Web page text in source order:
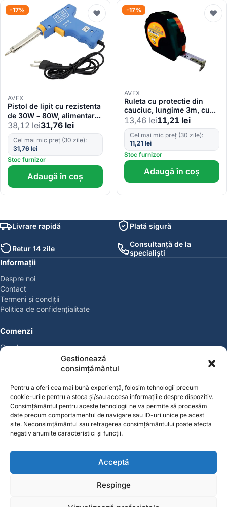
Gestionează
consimțământul
Pentru a oferi cea mai bună experiență, folosim tehnologii precum
cookie-urile pentru a stoca și/sau accesa informațiile despre dispozitiv.
Consimțământul pentru aceste tehnologii ne va permite să procesăm
date precum comportamentul de navigare sau ID-uri unice pe acest
site. Neconsimțământul sau retragerea consimțământului poate afecta
negativ anumite caracteristici și funcții.
Acceptă
Respinge
-17% ♥
AVEX
Pistol de lipit cu rezistenta
de 30W – 80W, alimentare
220V
38,12lei31,76 lei
Cel mai mic preț (30 zile):
31,76 lei
Stoc furnizor
Adaugă în coș
-17% ♥
AVEX
Ruleta cu protectie din
cauciuc, lungime 3m, cu
buton blocaj si magnet
13,46lei11,21 lei
Cel mai mic preț (30 zile):
11,21 lei
Stoc furnizor
Adaugă în coș
Livrare rapidă Plată sigură
Retur 14 zile
Consultanță de la
specialiști
Informații
Despre noi
Contact
Termeni și condiții
Politica de confidențialitate
Comenzi
Coșul meu
Cont
Contul meu
Favorite
Magazin